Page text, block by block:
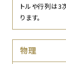
トルや行列は3
ります。
物理